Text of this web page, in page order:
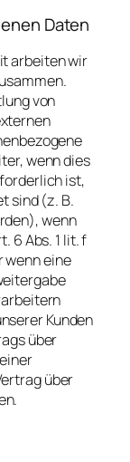
Daten
arbeiten wir
von
wenn dies
ist,
sind (z. B.
wenn
6 Abs. 1 lit. f
wenn eine
Kunden
über
über